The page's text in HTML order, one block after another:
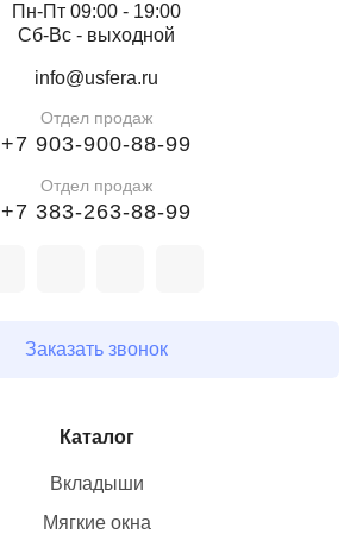
Каталог
Вкладыши
Мягкие окна
Пн-Пт 09:00 - 19:00
Сб-Вс - выходной
info@usfera.ru
Отдел продаж
+7 903-900-88-99
Отдел продаж
+7 383-263-88-99
Заказать звонок